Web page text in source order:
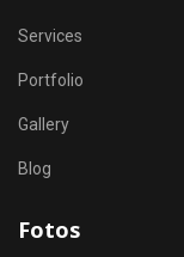
Services
Portfolio
Gallery
Blog
Fotos